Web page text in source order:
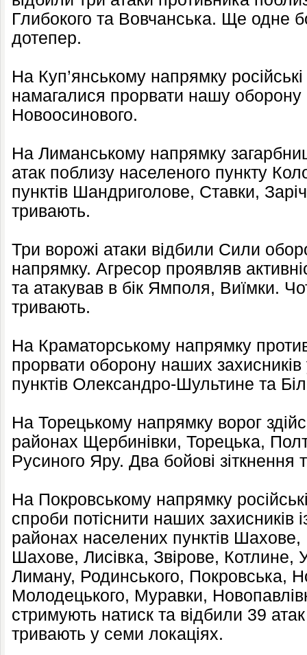
Глибокого та Вовчанська. Ще одне
дотепер.
На Куп’янському напрямку
намагалися прорвати нашу оборону
Новоосинового.
На Лиманському напрямку
атак поблизу населеного пункту
пунктів Шандриголове, Ставки,
тривають.
Три ворожі атаки відбили Сили
напрямку. Агресор проявляв
та атакував в бік Ямполя, Виїмки.
тривають.
На Краматорському напрямку
прорвати оборону наших
пунктів Олександро-Шультине та
На Торецькому напрямку ворог
районах Щербинівки, Торецька,
Русиного Яру. Два бойові зіткнення
На Покровському напрямку
спроби потіснити наших захисників
районах населених пунктів
Шахове, Лисівка, Звірове, Котлине,
Лиману, Родинського, Покровська,
Молодецького, Муравки,
стримують натиск та відбили 39
тривають у семи локаціях.